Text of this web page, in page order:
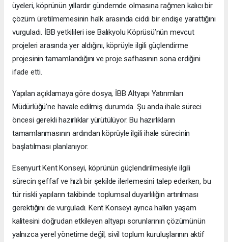
üyeleri, köprünün yıllardır gündemde olmasına rağmen kalıcı bir
çözüm üretilmemesinin halk arasında ciddi bir endişe yarattığını
vurguladı. İBB yetkilileri ise Balıkyolu Köprüsü’nün mevcut
projeleri arasında yer aldığını, köprüyle ilgili güçlendirme
projesinin tamamlandığını ve proje safhasının sona erdiğini
ifade etti.
Yapılan açıklamaya göre dosya, İBB Altyapı Yatırımları
Müdürlüğü’ne havale edilmiş durumda. Şu anda ihale süreci
öncesi gerekli hazırlıklar yürütülüyor. Bu hazırlıkların
tamamlanmasının ardından köprüyle ilgili ihale sürecinin
başlatılması planlanıyor.
Esenyurt Kent Konseyi, köprünün güçlendirilmesiyle ilgili
sürecin şeffaf ve hızlı bir şekilde ilerlemesini talep ederken, bu
tür riskli yapıların takibinde toplumsal duyarlılığın artırılması
gerektiğini de vurguladı. Kent Konseyi ayrıca halkın yaşam
kalitesini doğrudan etkileyen altyapı sorunlarının çözümünün
yalnızca yerel yönetime değil, sivil toplum kuruluşlarının aktif